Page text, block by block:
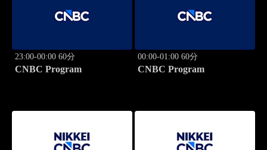
23:00-00:00 60分
CNBC Program
00:00-01:00 60分
CNBC Program